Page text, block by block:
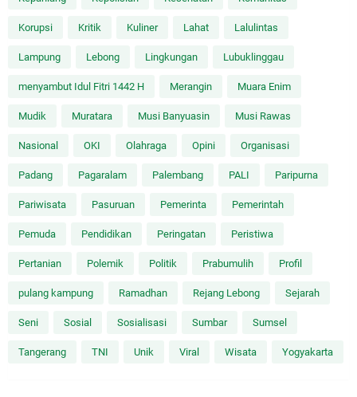
Korupsi Kritik Kuliner Lahat Lalulintas
Lampung Lebong Lingkungan Lubuklinggau
menyambut Idul Fitri 1442 H Merangin Muara Enim
Mudik Muratara Musi Banyuasin Musi Rawas
Nasional OKI Olahraga Opini Organisasi
Padang Pagaralam Palembang PALI Paripurna
Pariwisata Pasuruan Pemerinta Pemerintah
Pemuda Pendidikan Peringatan Peristiwa
Pertanian Polemik Politik Prabumulih Profil
pulang kampung Ramadhan Rejang Lebong Sejarah
Seni Sosial Sosialisasi Sumbar Sumsel
Tangerang TNI Unik Viral Wisata Yogyakarta